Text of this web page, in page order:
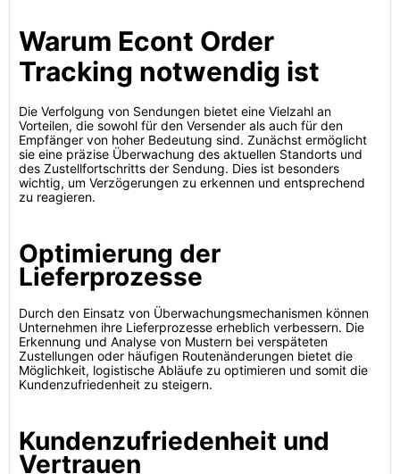
Warum Econt Order
Tracking notwendig ist
Die Verfolgung von Sendungen bietet eine Vielzahl an
Vorteilen, die sowohl für den Versender als auch für den
Empfänger von hoher Bedeutung sind. Zunächst ermöglicht
sie eine präzise Überwachung des aktuellen Standorts und
des Zustellfortschritts der Sendung. Dies ist besonders
wichtig, um Verzögerungen zu erkennen und entsprechend
zu reagieren.
Optimierung der
Lieferprozesse
Durch den Einsatz von Überwachungsmechanismen können
Unternehmen ihre Lieferprozesse erheblich verbessern. Die
Erkennung und Analyse von Mustern bei verspäteten
Zustellungen oder häufigen Routenänderungen bietet die
Möglichkeit, logistische Abläufe zu optimieren und somit die
Kundenzufriedenheit zu steigern.
Kundenzufriedenheit und
Vertrauen